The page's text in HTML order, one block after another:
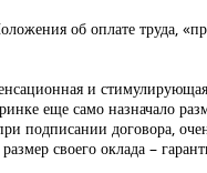
об оплате труда,
и
еще само назначало
подписании договора,
своего оклада –